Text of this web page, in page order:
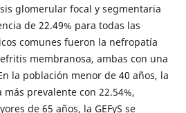
glomerular focal y segmentaria
de 22.49% para todas las
comunes fueron la nefropatía
membranosa, ambas con una
la población menor de 40 años, la
prevalente con 22.54%,
de 65 años, la GEFyS se